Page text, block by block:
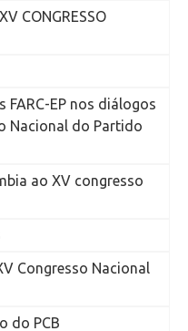
CONGRESSO
FARC-EP nos diálogos
Nacional do Partido
ao XV congresso
Congresso Nacional
do PCB